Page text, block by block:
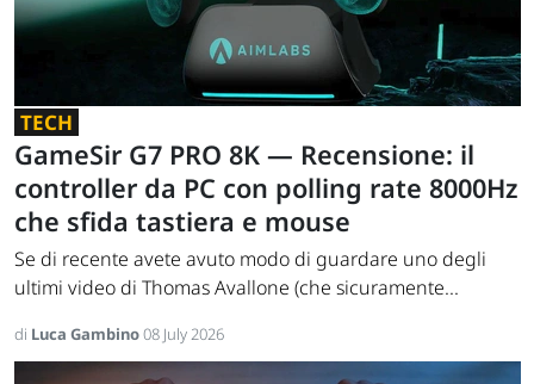
TECH
GameSir G7 PRO 8K — Recensione: il
controller da PC con polling rate 8000Hz
che sfida tastiera e mouse
Se di recente avete avuto modo di guardare uno degli
ultimi video di Thomas Avallone (che sicuramente...
di Luca Gambino08 July 2026